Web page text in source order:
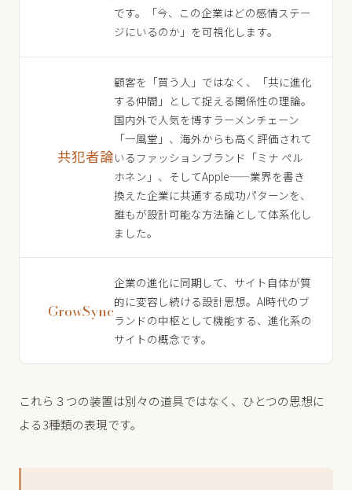
です。「今、この企業はどの感情ステー
ジにいるのか」を可視化します。
共犯者論
顧客を「買う人」ではなく、「共に進化
する仲間」として捉える関係性の理論。
国内外で人気を博すラーメンチェーン
「一風堂」、海外からも高く評価されて
いるファッションブランド「ミナ ペル
ホネン」、そしてApple——業界を書き
換えた企業に共通する成功パターンを、
誰もが設計可能な方法論として体系化し
ました。
GrowSync
企業の進化に同期して、サイト自体が質
的に変容し続ける設計思想。AI時代のブ
ランドの中枢として機能する、進化系の
サイトの概念です。
これら３つの装置は別々の道具ではなく、ひとつの思想に
よる3種類の表現です。